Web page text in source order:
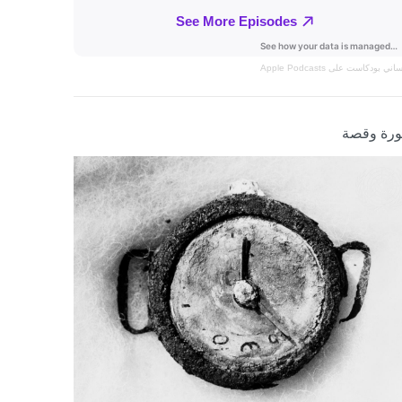
بودكاست على Apple Podcasts
وقصة